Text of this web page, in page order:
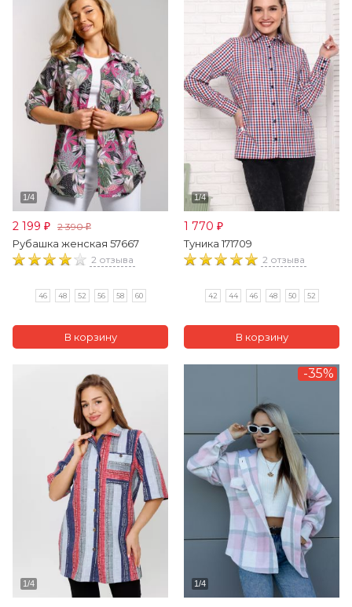
2 199 ₽ 2 390₽
Рубашка женская 57667
2 отзыва
46 48 52 56 58 60
1 770 ₽
Туника 171709
2 отзыва
42 44 46 48 50 52
-35%